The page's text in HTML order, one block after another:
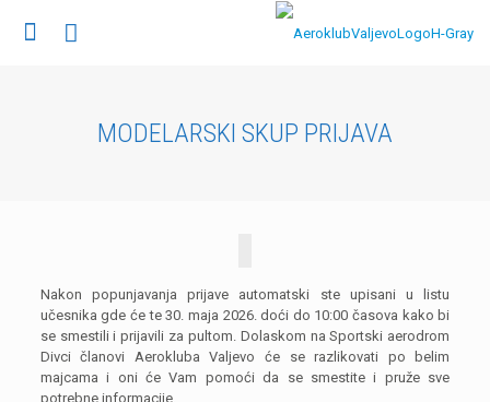
MODELARSKI SKUP PRIJAVA
Nakon popunjavanja prijave automatski ste upisani u listu
učesnika gde će te 30. maja 2026. doći do 10:00 časova kako bi
se smestili i prijavili za pultom. Dolaskom na Sportski aerodrom
Divci članovi Aerokluba Valjevo će se razlikovati po belim
majcama i oni će Vam pomoći da se smestite i pruže sve
potrebne informacije.